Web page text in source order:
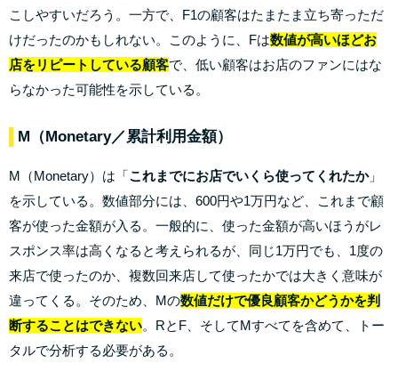
こしやすいだろう。一方で、F1の顧客はたまたま立ち寄っただ
けだったのかもしれない。このように、Fは数値が高いほどお
店をリピートしている顧客で、低い顧客はお店のファンにはな
らなかった可能性を示している。
M（Monetary／累計利用金額）
M（Monetary）は「これまでにお店でいくら使ってくれたか」
を示している。数値部分には、600円や1万円など、これまで顧
客が使った金額が入る。一般的に、使った金額が高いほうがレ
スポンス率は高くなると考えられるが、同じ1万円でも、1度の
来店で使ったのか、複数回来店して使ったかでは大きく意味が
違ってくる。そのため、Mの数値だけで優良顧客かどうかを判
断することはできない。RとF、そしてMすべてを含めて、トー
タルで分析する必要がある。